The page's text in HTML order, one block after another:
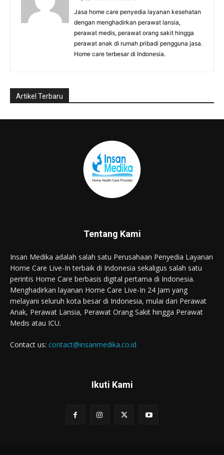
Tentang Kami
Insan Medika adalah salah satu Perusahaan Penyedia Layanan
Home Care Live-In terbaik di Indonesia sekaligus salah satu
perintis Home Care berbasis digital pertama di Indonesia.
Menghadirkan layanan Home Care Live-In 24 Jam yang
melayani seluruh kota besar di Indonesia, mulai dari Perawat
Anak, Perawat Lansia, Perawat Orang Sakit hingga Perawat
Medis atau ICU.
Contact us: contact@insanmedika.co.id
Ikuti Kami